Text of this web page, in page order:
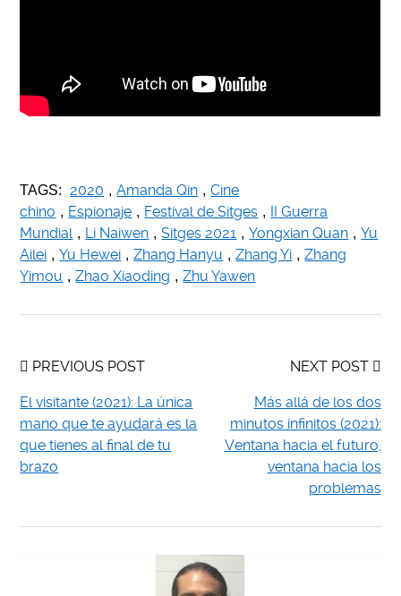
TAGS: 2020 , Amanda Qin , Cine
chino , Espionaje , Festival de Sitges ,
II Guerra
Mundial , Li Naiwen , Sitges 2021 , Yongxian Quan , Yu
Ailei , Yu Hewei , Zhang Hanyu , Zhang Yi , Zhang
Yimou , Zhao Xiaoding , Zhu Yawen
PREVIOUS POST
El visitante (2021): La única
mano que te ayudará es la
que tienes al final de tu
brazo
NEXT POST
Más allá de los dos
minutos infinitos (2021):
Ventana hacia el futuro,
ventana hacia los
problemas